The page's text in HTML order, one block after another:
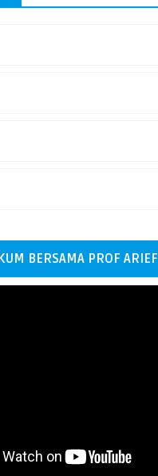
BERSAMA PROF ARIEF